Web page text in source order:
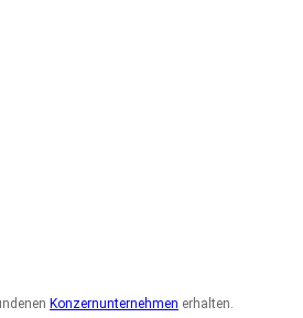
Konzernunternehmen erhalten.